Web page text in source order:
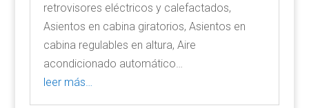
retrovisores eléctricos y calefactados,
Asientos en cabina giratorios, Asientos en
cabina regulables en altura, Aire
acondicionado automático…
leer más…